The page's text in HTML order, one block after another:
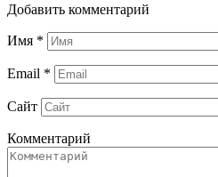
Добавить комментарий
Имя *
Email *
Сайт
Комментарий